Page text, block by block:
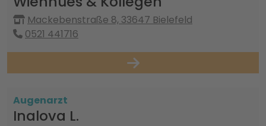
Mackebenstraße 8, 33647 Bielefeld
0521 441716
Augenarzt
Inalova L.